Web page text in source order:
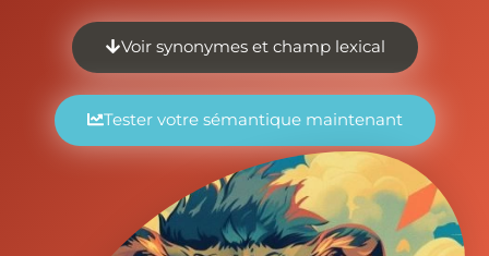
Voir synonymes et champ lexical
Tester votre sémantique maintenant